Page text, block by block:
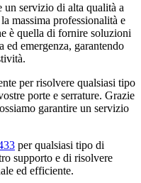
servizio di alta qualità a
massima professionalità e
è quella di fornire soluzioni
ed emergenza, garantendo
per risolvere qualsiasi tipo
porte e serrature. Grazie
garantire un servizio
per qualsiasi tipo di
supporto e di risolvere
ed efficiente.